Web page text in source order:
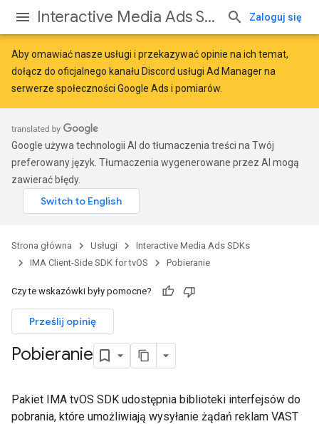
Interactive Media Ads SDKs Zaloguj się
Aby omawiać nasze usługi i przekazywać opinie na ich temat,
dołącz do oficjalnego kanału Discord usługi Ad Manager na
serwerze społeczności Google Ads i pomiarów
Google używa technologii AI do tłumaczenia treści na Twój
preferowany język. Tłumaczenia wygenerowane przez AI mogą
zawierać błędy.
Strona główna Usługi
Interactive Media Ads SDKs
IMA Client-Side SDK for tvOS
Pobieranie
Czy te wskazówki były pomocne?
Prześlij opinię
Pobieranie
Pakiet IMA tvOS SDK udostępnia biblioteki interfejsów do
pobrania, które umożliwiają wysyłanie żądań reklam VAST